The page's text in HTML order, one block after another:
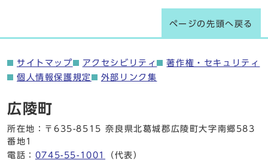
ページの先頭へ戻る
サイトマップ アクセシビリティ
著作権・セキュリティ
個人情報保護規定
外部リンク集
広陵町
所在地：〒635-8515 奈良県北葛城郡広陵町大字南郷583
番地1
電話： 0745-55-1001
（代表）